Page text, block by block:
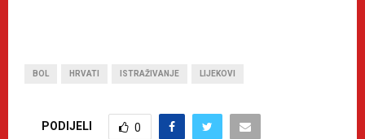
BOL HRVATI ISTRAŽIVANJE LIJEKOVI
PODIJELI 0